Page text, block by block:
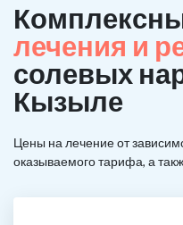
лечения и
солевых
Кызыле
Цены на лечение от
оказываемого тарифа, а